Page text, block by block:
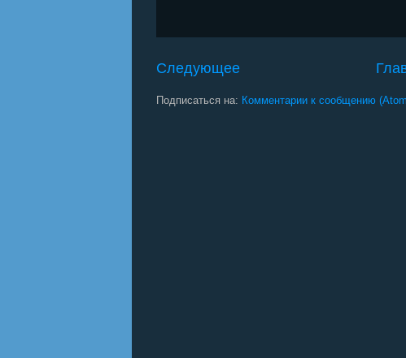
Следующее
Подписаться на: Комментарии к сообщению